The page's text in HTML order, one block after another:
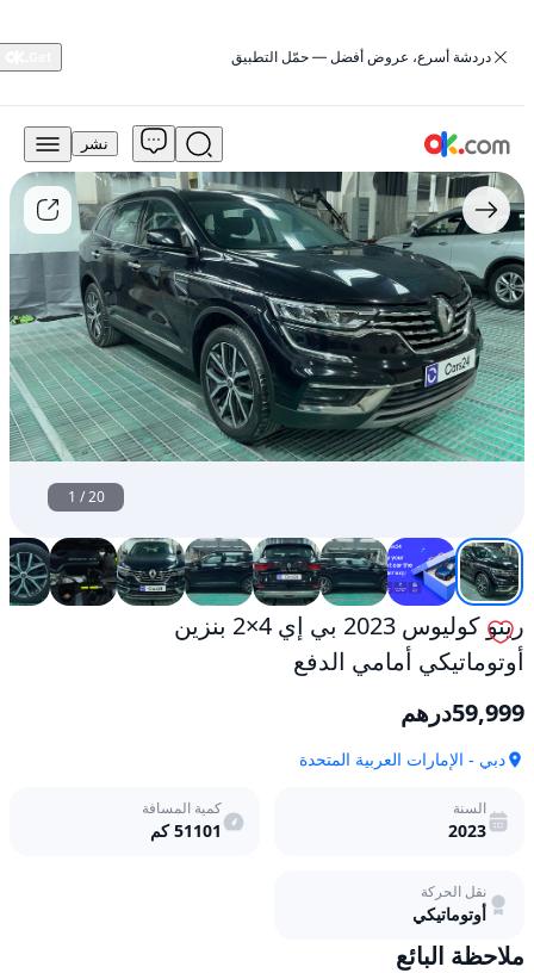
‏دردشة أسرع، عروض أفضل — حمّل التطبيق
59,999
درهم
للبيع
رينو
كوليوس
2023
بي
إي
4×2
بنزين
أوتوماتيكي
أمامي
الدفع
مستعمل
نشر
1 /20
رينو كوليوس 2023 بي إي 4×2 بنزين
أوتوماتيكي أمامي الدفع
59,999درهم
دبي - الإمارات العربية المتحدة
السنة
2023
كمية المسافة
51101كم
نقل الحركة
أوتوماتيكي
ملاحظة البائع